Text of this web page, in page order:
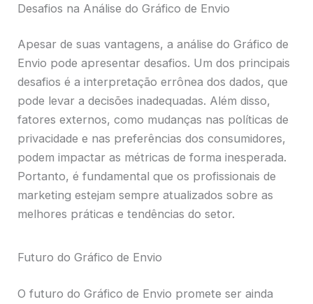
Desafios na Análise do Gráfico de Envio
Apesar de suas vantagens, a análise do Gráfico de
Envio pode apresentar desafios. Um dos principais
desafios é a interpretação errônea dos dados, que
pode levar a decisões inadequadas. Além disso,
fatores externos, como mudanças nas políticas de
privacidade e nas preferências dos consumidores,
podem impactar as métricas de forma inesperada.
Portanto, é fundamental que os profissionais de
marketing estejam sempre atualizados sobre as
melhores práticas e tendências do setor.
Futuro do Gráfico de Envio
O futuro do Gráfico de Envio promete ser ainda